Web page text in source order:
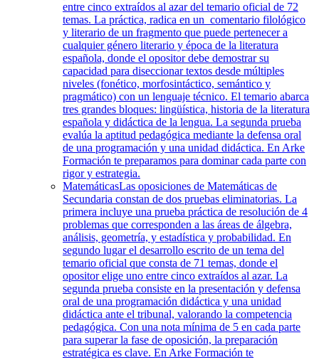
entre cinco extraídos al azar del temario oficial de 72
temas. La práctica, radica en un comentario filológico
y literario de un fragmento que puede pertenecer a
cualquier género literario y época de la literatura
española, donde el opositor debe demostrar su
capacidad para diseccionar textos desde múltiples
niveles (fonético, morfosintáctico, semántico y
pragmático) con un lenguaje técnico. El temario abarca
tres grandes bloques: lingüística, historia de la literatura
española y didáctica de la lengua. La segunda prueba
evalúa la aptitud pedagógica mediante la defensa oral
de una programación y una unidad didáctica. En Arke
Formación te preparamos para dominar cada parte con
rigor y estrategia.
MatemáticasLas oposiciones de Matemáticas de
Secundaria constan de dos pruebas eliminatorias. La
primera incluye una prueba práctica de resolución de 4
problemas que corresponden a las áreas de álgebra,
análisis, geometría, y estadística y probabilidad. En
segundo lugar el desarrollo escrito de un tema del
temario oficial que consta de 71 temas, donde el
opositor elige uno entre cinco extraídos al azar. La
segunda prueba consiste en la presentación y defensa
oral de una programación didáctica y una unidad
didáctica ante el tribunal, valorando la competencia
pedagógica. Con una nota mínima de 5 en cada parte
para superar la fase de oposición, la preparación
estratégica es clave. En Arke Formación te